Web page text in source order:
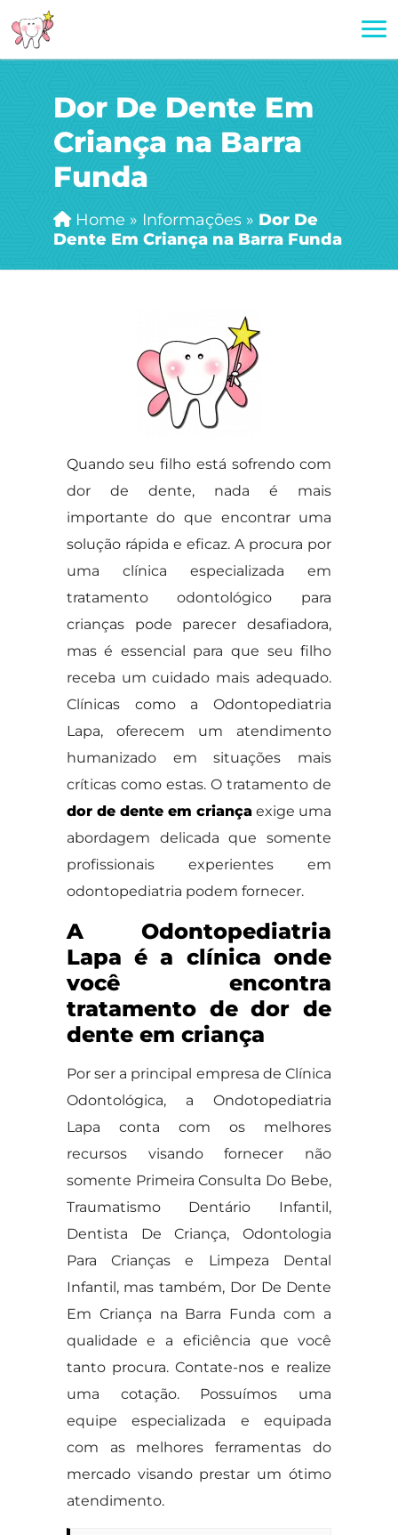
Dor De Dente Em
Criança na Barra
Funda
Home » Informações » Dor De
Dente Em Criança na Barra Funda
Quando seu filho está sofrendo com
dor de dente, nada é mais
importante do que encontrar uma
solução rápida e eficaz. A procura por
uma clínica especializada em
tratamento odontológico para
crianças pode parecer desafiadora,
mas é essencial para que seu filho
receba um cuidado mais adequado.
Clínicas como a Odontopediatria
Lapa, oferecem um atendimento
humanizado em situações mais
críticas como estas. O tratamento de
dor de dente em criança exige uma
abordagem delicada que somente
profissionais experientes em
odontopediatria podem fornecer.
A Odontopediatria
Lapa é a clínica onde
você encontra
tratamento de dor de
dente em criança
Por ser a principal empresa de Clínica
Odontológica, a Ondotopediatria
Lapa conta com os melhores
recursos visando fornecer não
somente Primeira Consulta Do Bebe,
Traumatismo Dentário Infantil,
Dentista De Criança, Odontologia
Para Crianças e Limpeza Dental
Infantil, mas também, Dor De Dente
Em Criança na Barra Funda com a
qualidade e a eficiência que você
tanto procura. Contate-nos e realize
uma cotação. Possuímos uma
equipe especializada e equipada
com as melhores ferramentas do
mercado visando prestar um ótimo
atendimento.